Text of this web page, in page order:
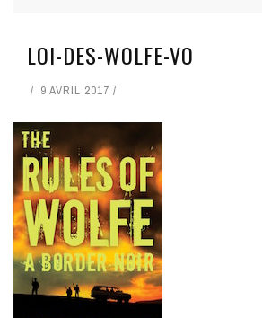
LOI-DES-WOLFE-VO
9 AVRIL 2017